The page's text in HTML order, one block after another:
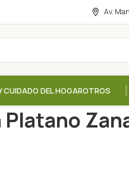
Av.
CUIDADO DEL HOGAROTROS
Platano